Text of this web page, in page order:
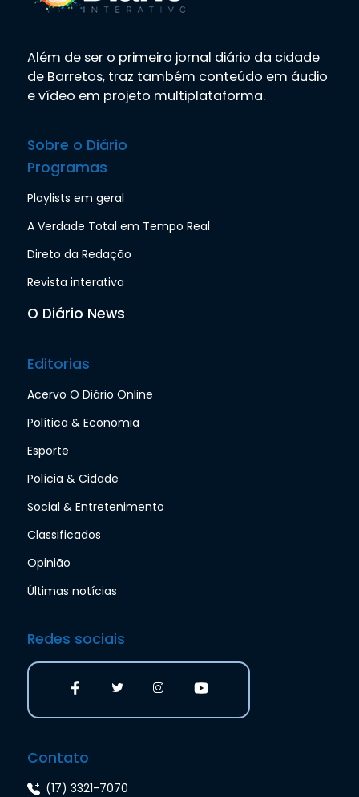
Além de ser o primeiro jornal diário da cidade
de Barretos, traz também conteúdo em áudio
e vídeo em projeto multiplataforma.
Sobre o Diário
Programas
Playlists em geral
A Verdade Total em Tempo Real
Direto da Redação
Revista interativa
O Diário News
Editorias
Acervo O Diário Online
Política & Economia
Esporte
Polícia & Cidade
Social & Entretenimento
Classificados
Opinião
Últimas notícias
Redes sociais
Contato
(17) 3321-7070